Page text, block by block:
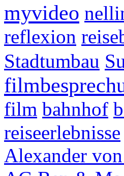
myvideo
reflexion
Stadtumbau
film bahnhof
reiseerlebnisse
Alexander